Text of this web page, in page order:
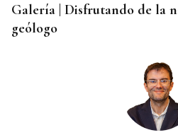
Galería | Disfrutando de la
geólogo